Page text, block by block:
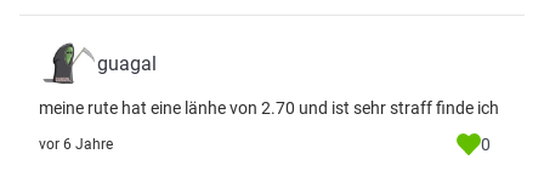
guagal
meine rute hat eine länhe von 2.70 und ist sehr straff finde ich
vor 6 Jahre 0